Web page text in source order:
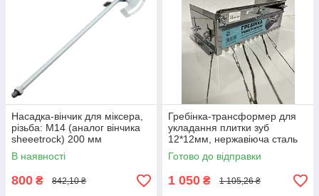
Насадка-вінчик для міксера,
різьба: М14 (аналог вінчика
sheeetrock) 200 мм
В наявності
800 ₴ 842,10 ₴
Гребінка-трансформер для
укладання плитки зуб
12*12мм, нержавіюча сталь
1,5мм
Готово до відправки
1 050 ₴ 1 105,26 ₴